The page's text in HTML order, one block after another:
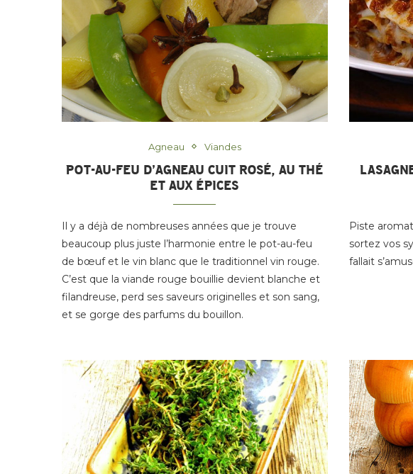
Agneau Viandes
POT-AU-FEU D’AGNEAU CUIT ROSÉ, AU THÉ
ET AUX ÉPICES
Il y a déjà de nombreuses années que je trouve
beaucoup plus juste l’harmonie entre le pot-au-feu
de bœuf et le vin blanc que le traditionnel vin rouge.
C’est que la viande rouge bouillie devient blanche et
filandreuse, perd ses saveurs originelles et son sang,
et se gorge des parfums du bouillon.
Piste
sortez vos
fallait